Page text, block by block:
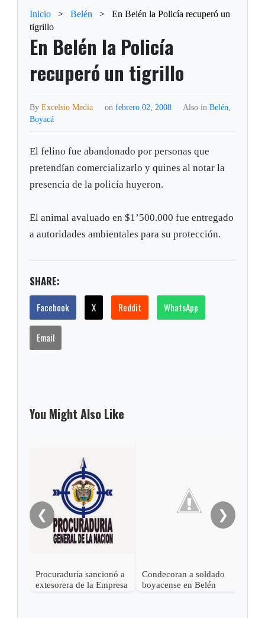
Inicio > Belén >
En Belén la Policía recuperó un
tigrillo
En Belén la Policía
recuperó un tigrillo
ByExcelsio Media on febrero 02, 2008 Also in Belén,
Boyacá
El felino fue abandonado por personas que
pretendían comercializarlo y quines al notar la
presencia de la policía huyeron.
El animal avaluado en $1’500.000 fue entregado
a autoridades ambientales para su protección.
SHARE:
Facebook X Reddit WhatsApp
Email
You Might Also Like
❮
Procuraduría sancionó a
extesorera de la Empresa
Condecoran a soldado
boyacense en Belén
❯